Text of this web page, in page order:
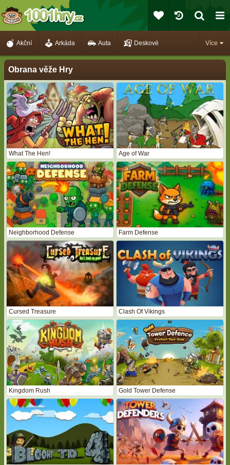
Více
Akční Arkáda Auta Deskové
Obrana věže Hry
What The Hen! Age of War
Neighborhood Defense Farm Defense
Cursed Treasure Clash Of Vikings
Kingdom Rush Gold Tower Defense